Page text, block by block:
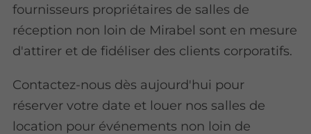
fournisseurs propriétaires de salles de
réception non loin de Mirabel sont en mesure
d'attirer et de fidéliser des clients corporatifs.
Contactez-nous dès aujourd'hui pour
réserver votre date et louer nos salles de
location pour événements non loin de